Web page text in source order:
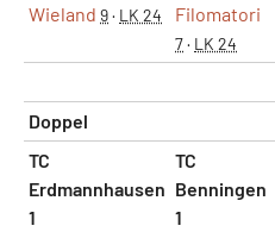
Wieland 9· LK 24
Filomatori
7· LK 24
Doppel
TC
Erdmannhausen
1
TC
Benningen
1